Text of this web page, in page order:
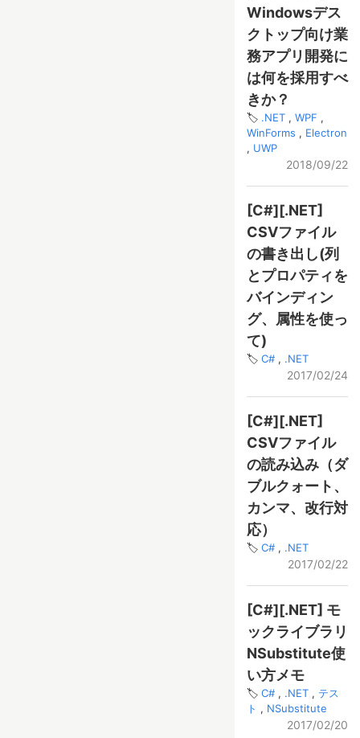
Windowsデス
クトップ向け業
務アプリ開発に
は何を採用すべ
きか？
.NET
WPF
WinForms
Electron
UWP
2018/09/22
[C#][.NET]
CSVファイル
の書き出し(列
とプロパティを
バインディン
グ、属性を使っ
て)
C# .NET
2017/02/24
[C#][.NET]
CSVファイル
の読み込み（ダ
ブルクォート、
カンマ、改行対
応）
C# .NET
2017/02/22
[C#][.NET] モ
ックライブラリ
NSubstitute使
い方メモ
C# .NET
テス
ト
NSubstitute
2017/02/20